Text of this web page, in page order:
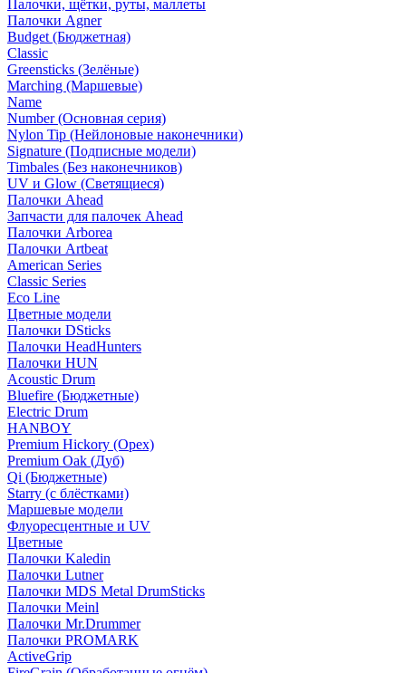
Палочки, щётки, руты, маллеты
Палочки Agner
Budget (Бюджетная)
Classic
Greensticks (Зелёные)
Marching (Маршевые)
Name
Number (Основная серия)
Nylon Tip (Нейлоновые наконечники)
Signature (Подписные модели)
Timbales (Без наконечников)
UV и Glow (Светящиеся)
Палочки Ahead
Запчасти для палочек Ahead
Палочки Arborea
Палочки Artbeat
American Series
Classic Series
Eco Line
Цветные модели
Палочки DSticks
Палочки HeadHunters
Палочки HUN
Acoustic Drum
Bluefire (Бюджетные)
Electric Drum
HANBOY
Premium Hickory (Орех)
Premium Oak (Дуб)
Qi (Бюджетные)
Starry (с блёстками)
Маршевые модели
Флуоресцентные и UV
Цветные
Палочки Kaledin
Палочки Lutner
Палочки MDS Metal DrumSticks
Палочки Meinl
Палочки Mr.Drummer
Палочки PROMARK
ActiveGrip